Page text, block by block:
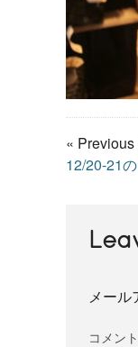
«
12/20-21
メール
コメント